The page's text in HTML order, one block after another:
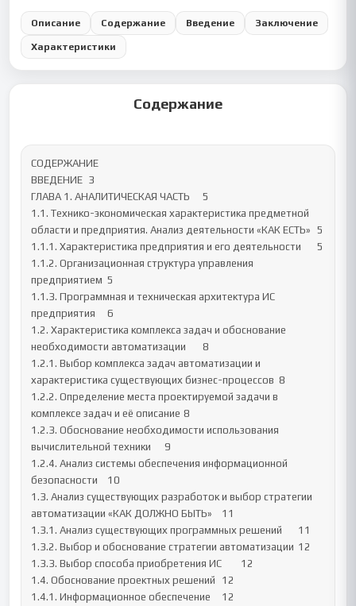
Описание Содержание Введение Заключение
Характеристики
Содержание
СОДЕРЖАНИЕ
ВВЕДЕНИЕ	3
ГЛАВА 1. АНАЛИТИЧЕСКАЯ ЧАСТЬ	5
1.1. Технико-экономическая характеристика предметной
области и предприятия. Анализ деятельности «КАК ЕСТЬ»	5
1.1.1. Характеристика предприятия и его деятельности	5
1.1.2. Организационная структура управления
предприятием	5
1.1.3. Программная и техническая архитектура ИС
предприятия	6
1.2. Характеристика комплекса задач и обоснование
необходимости автоматизации	8
1.2.1. Выбор комплекса задач автоматизации и
характеристика существующих бизнес-процессов	8
1.2.2. Определение места проектируемой задачи в
комплексе задач и её описание	8
1.2.3. Обоснование необходимости использования
вычислительной техники	9
1.2.4. Анализ системы обеспечения информационной
безопасности	10
1.3. Анализ существующих разработок и выбор стратегии
автоматизации «КАК ДОЛЖНО БЫТЬ»	11
1.3.1. Анализ существующих программных решений	11
1.3.2. Выбор и обоснование стратегии автоматизации	12
1.3.3. Выбор способа приобретения ИС	12
1.4. Обоснование проектных решений	12
1.4.1. Информационное обеспечение	12